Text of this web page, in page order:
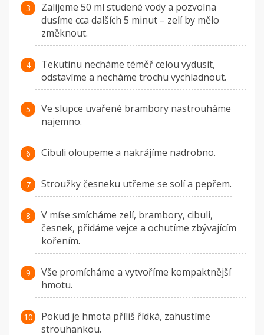
Zalijeme 50 ml studené vody a pozvolna
dusíme cca dalších 5 minut – zelí by mělo
změknout.
Tekutinu necháme téměř celou vydusit,
odstavíme a necháme trochu vychladnout.
Ve slupce uvařené brambory nastrouháme
najemno.
Cibuli oloupeme a nakrájíme nadrobno.
Stroužky česneku utřeme se solí a pepřem.
V míse smícháme zelí, brambory, cibuli,
česnek, přidáme vejce a ochutíme zbývajícím
kořením.
Vše promícháme a vytvoříme kompaktnější
hmotu.
Pokud je hmota příliš řídká, zahustíme
strouhankou.